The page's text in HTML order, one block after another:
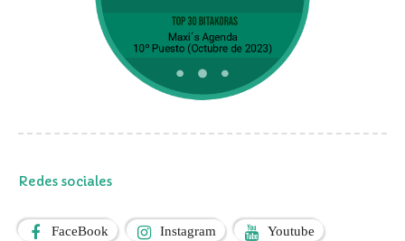
Redes sociales
FaceBook Instagram Youtube